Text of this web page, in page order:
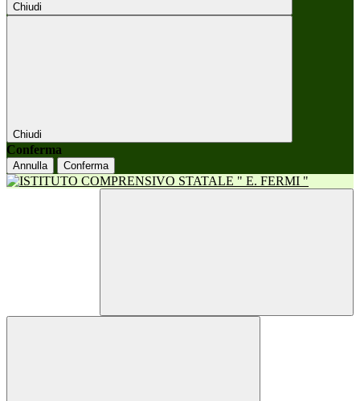
Chiudi
Chiudi
Conferma
Annulla Conferma